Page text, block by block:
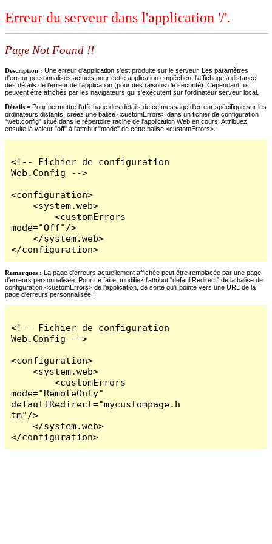
Erreur du serveur dans l'application '/'.
Page Not Found !!
Description : Une erreur d'application s'est produite sur le serveur. Les paramètres
d'erreur personnalisés actuels pour cette application empêchent l'affichage à distance
des détails de l'erreur de l'application (pour des raisons de sécurité). Cependant, ils
peuvent être affichés par les navigateurs qui s'exécutent sur l'ordinateur serveur local.
Détails = Pour permettre l'affichage des détails de ce message d'erreur spécifique sur les
ordinateurs distants, créez une balise <customErrors> dans un fichier de configuration
"web.config" situé dans le répertoire racine de l'application Web en cours. Attribuez
ensuite la valeur "off" à l'attribut "mode" de cette balise <customErrors>.
<!-- Fichier de configuration
Web.Config -->
<configuration>
    <system.web>
        <customErrors
mode="Off"/>
    </system.web>
</configuration>
Remarques : La page d'erreurs actuellement affichée peut être remplacée par une page
d'erreurs personnalisée. Pour ce faire, modifiez l'attribut "defaultRedirect" de la balise de
configuration <customErrors> de l'application, de sorte qu'il pointe vers une URL de la
page d'erreurs personnalisée !
<!-- Fichier de configuration
Web.Config -->
<configuration>
    <system.web>
        <customErrors
mode="RemoteOnly"
defaultRedirect="mycustompage.h
tm"/>
    </system.web>
</configuration>